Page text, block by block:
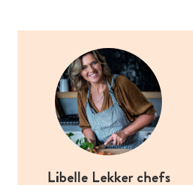
Libelle Lekker chefs